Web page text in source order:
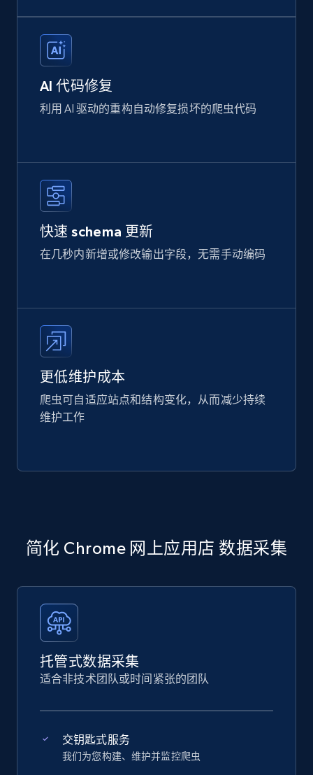
AI 代码修复
利用 AI 驱动的重构自动修复损坏的爬虫代码
快速 schema 更新
在几秒内新增或修改输出字段，无需手动编码
更低维护成本
爬虫可自适应站点和结构变化，从而减少持续
维护工作
简化 Chrome 网上应用店 数据采集
托管式数据采集
适合非技术团队或时间紧张的团队
交钥匙式服务
我们为您构建、维护并监控爬虫